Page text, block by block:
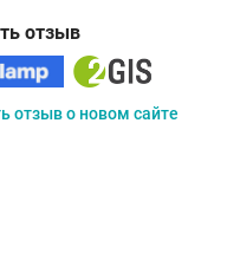
отзыв
отзыв о новом сайте